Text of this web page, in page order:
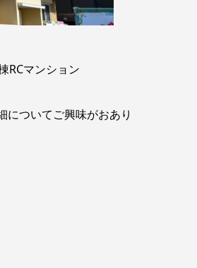
RCマンション
についてご興味がおあり